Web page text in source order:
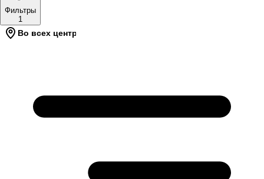
Фильтры
1
Во всех центрах